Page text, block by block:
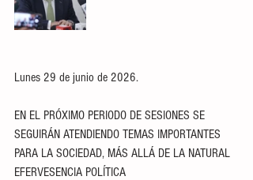
Lunes 29 de junio de 2026.
EN EL PRÓXIMO PERIODO DE SESIONES SE
SEGUIRÁN ATENDIENDO TEMAS IMPORTANTES
PARA LA SOCIEDAD, MÁS ALLÁ DE LA NATURAL
EFERVESENCIA POLÍTICA